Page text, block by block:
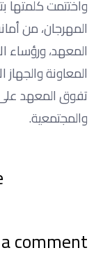
واختتمت كلمتها
المهرجان، من
المعهد، ورؤساء
المعاونة
تفوق المعهد على
والمجتمعية.
comment